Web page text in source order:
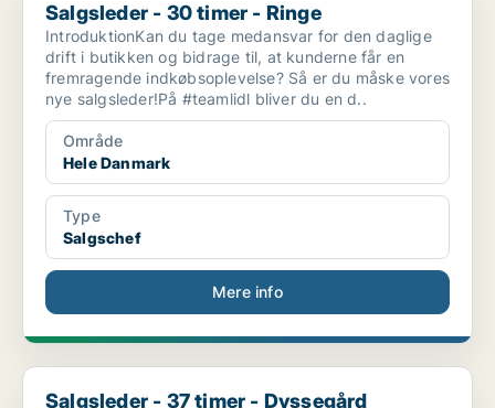
Salgsleder - 30 timer - Ringe
IntroduktionKan du tage medansvar for den daglige
drift i butikken og bidrage til, at kunderne får en
fremragende indkøbsoplevelse? Så er du måske vores
nye salgsleder!På #teamlidl bliver du en d..
Område
Hele Danmark
Type
Salgschef
Mere info
Salgsleder - 37 timer - Dyssegård (Vangedevej 142)
Salgsleder - 37 timer - Dyssegård